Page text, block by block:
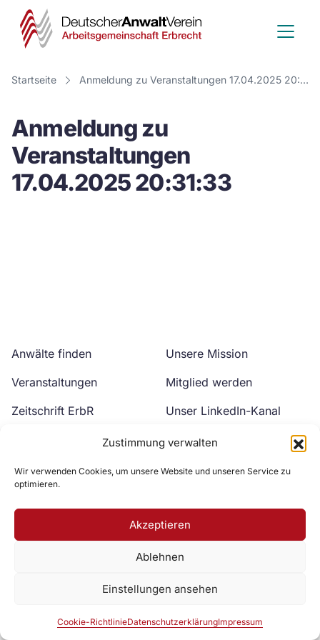
Zustimmung verwalten
Wir verwenden Cookies, um unsere Website und unseren Service zu
optimieren.
Akzeptieren
Ablehnen
Einstellungen ansehen
Cookie-RichtlinieDatenschutzerklärungImpressum
Deutscher
Anwalt
Verein
Startseite Anmeldung zu Veranstaltungen 17.04.2025 20:31:33
Anmeldung zu
Veranstaltungen
17.04.2025 20:31:33
Anwälte finden
Veranstaltungen
Zeitschrift ErbR
Unsere Mission
Mitglied werden
Unser LinkedIn-Kanal
Unser YouTube-Kanal
Zur DAV Webseite